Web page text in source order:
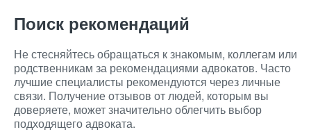
Поиск рекомендаций
Не стесняйтесь обращаться к знакомым, коллегам или
родственникам за рекомендациями адвокатов. Часто
лучшие специалисты рекомендуются через личные
связи. Получение отзывов от людей, которым вы
доверяете, может значительно облегчить выбор
подходящего адвоката.